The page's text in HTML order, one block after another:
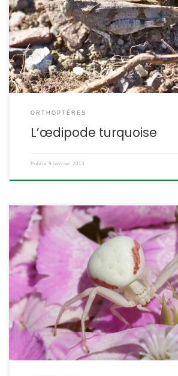
caerulescens L’œdipode bleu POSITION
Orthoptère Caelifère Famille des Acrididae
= aux pieds renflés et caerulescens = bleuâtre
Taille : la femelle mesure entre 22 et […]
ORTHOPTÈRES
L’œdipode turquoise
Publié 9 février 2013
Les araignées crabes ne tissent pas de toile
proies, elles attendent, à l’affut sur une fleur,
viennent s’y poser. Le misumène variable
(Clerck, 1757) Vous cherchez à identifier une
trouverez peut-être dans la galerie POSITION
Arachnide Araneae Famille des […]